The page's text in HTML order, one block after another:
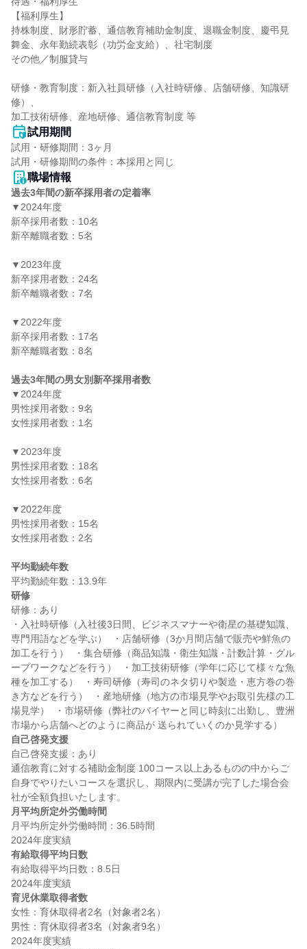
【福利厚生】
持株制度、財形貯蓄、通信教育補助金制度、退職金制度、慶弔見
舞金、永年勤続表彰（功労金支給）、社宅制度
その他／制服貸与
研修・教育制度：新入社員研修（入社時研修、店舗研修、知識研
修）、
加工技術研修、産地研修、通信教育制度 等
試用期間
試用・研修期間：3ヶ月
職場情報
過去3年間の新卒採用者の定着率
▼2024年度
新卒採用者数：10名
新卒離職者数：5名
▼2023年度
新卒採用者数：24名
新卒離職者数：7名
▼2022年度
新卒採用者数：17名
新卒離職者数：8名
過去3年間の男女別新卒採用者数
▼2024年度
男性採用者数：9名
女性採用者数：1名
▼2023年度
男性採用者数：18名
女性採用者数：6名
▼2022年度
男性採用者数：15名
女性採用者数：2名
平均勤続年数
研修
研修：あり
・入社時研修（入社後3日間、ビジネスマナーや衛星の基礎知識、
専門用語などを学ぶ）  ・店舗研修（3か月間店舗で販売や鮮魚の
加工を行う）  ・集合研修（商品知識・衛生知識・計数計算・グル
ープワークなどを行う）  ・加工技術研修（学年に応じて様々な魚
種を加工する）  ・寿司研修（寿司のネタ切りや製造・恵方巻の巻
き方などを行う）  ・産地研修（地方の市場見学やお取引先様の工
場見学）  ・市場研修（弊社のバイヤーと同じ時刻に出勤し、豊洲
自己啓発支援
自己啓発支援：あり
通信教育に対する補助金制度 100コース以上あるものの中からご
自身でやりたいコースを選択し、期限内に受講が完了した場合会
月平均所定外労働時間
月平均所定外労働時間：36.5時間
有給取得平均日数
有給取得平均日数：8.5日
育児休業取得者数
女性：育休取得者2名（対象者2名）
男性：育休取得者3名（対象者9名）